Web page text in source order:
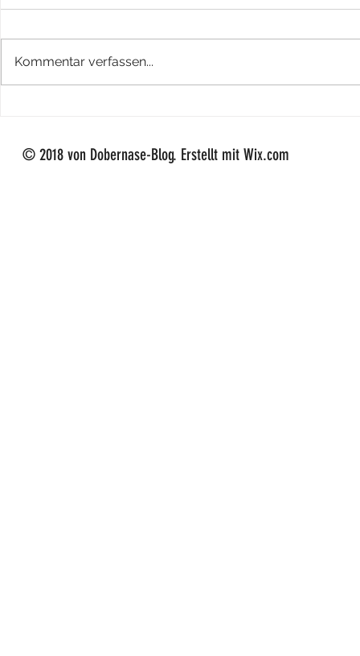
Kommentar verfassen...
© 2018 von Dobernase-Blog. Erstellt mit Wix.com